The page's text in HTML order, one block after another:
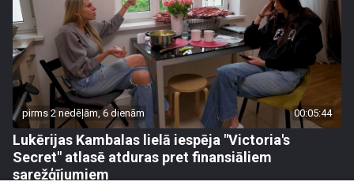
pirms 2 nedēļām, 6 dienām 00:05:44
Lukērijas Kambalas lielā iespēja "Victoria's
Secret" atlasē atduras pret finansiāliem
sarežģījumiem